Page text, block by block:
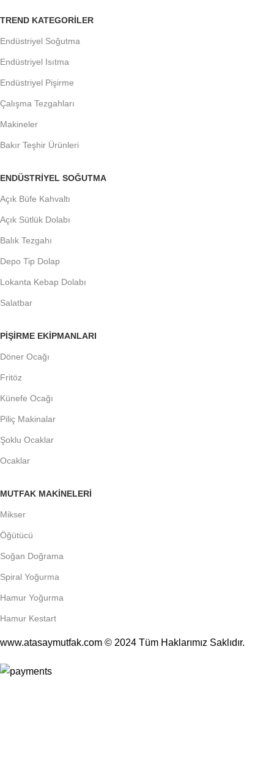
TREND KATEGORILER
Endüstriyel Soğutma
Endüstriyel Isıtma
Endüstriyel Pişirme
Çalışma Tezgahları
Makineler
Bakır Teşhir Ürünleri
ENDÜSTRIYEL SOĞUTMA
Açık Büfe Kahvaltı
Açık Sütlük Dolabı
Balık Tezgahı
Depo Tip Dolap
Lokanta Kebap Dolabı
Salatbar
PIŞIRME EKIPMANLARI
Döner Ocağı
Fritöz
Künefe Ocağı
Piliç Makinalar
Şoklu Ocaklar
Ocaklar
MUTFAK MAKINELERI
Mikser
Öğütücü
Soğan Doğrama
Spiral Yoğurma
Hamur Yoğurma
Hamur Kestart
www.atasaymutfak.com © 2024 Tüm Haklarımız Saklıdır.